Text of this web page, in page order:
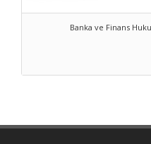
Banka ve Finans